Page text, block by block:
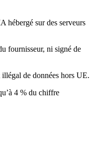
hébergé sur des serveurs
fournisseur, ni signé de
de données hors UE.
4 % du chiffre